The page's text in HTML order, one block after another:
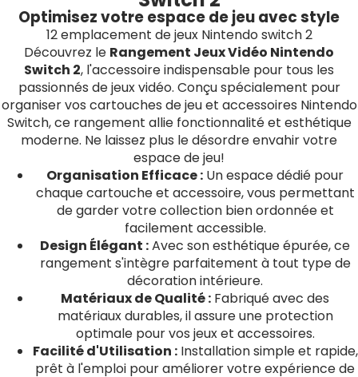
Optimisez votre espace de jeu avec style
12 emplacement de jeux Nintendo switch 2
Découvrez le Rangement Jeux Vidéo Nintendo
Switch 2, l'accessoire indispensable pour tous les
passionnés de jeux vidéo. Conçu spécialement pour
organiser vos cartouches de jeu et accessoires Nintendo
Switch, ce rangement allie fonctionnalité et esthétique
moderne. Ne laissez plus le désordre envahir votre
espace de jeu!
Organisation Efficace : Un espace dédié pour
chaque cartouche et accessoire, vous permettant
de garder votre collection bien ordonnée et
facilement accessible.
Design Élégant :Avec son esthétique épurée, ce
rangement s'intègre parfaitement à tout type de
décoration intérieure.
Matériaux de Qualité : Fabriqué avec des
matériaux durables, il assure une protection
optimale pour vos jeux et accessoires.
Facilité d'Utilisation :Installation simple et rapide,
prêt à l'emploi pour améliorer votre expérience de